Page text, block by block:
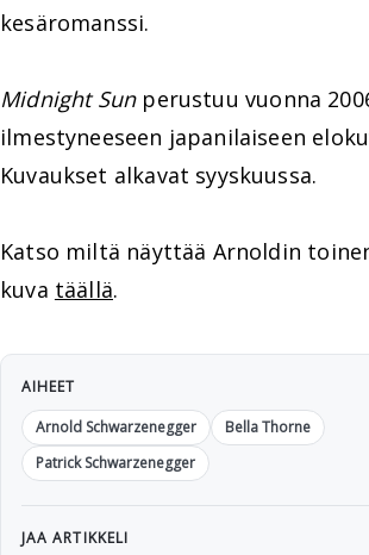
kesäromanssi.
Midnight Sunperustuu vuonna
ilmestyneeseen japanilaiseen
Kuvaukset alkavat syyskuussa.
Katso miltä näyttää Arnoldin
kuva täällä.
AIHEET
Arnold Schwarzenegger
Bella Thorne
Patrick Schwarzenegger
JAA ARTIKKELI